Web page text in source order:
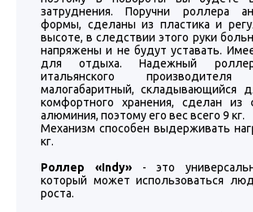
затруднения. Поручни роллера
формы, сделаны из пластика и
высоте, в следствии этого руки
напряжены и не будут уставать.
для отдыха. Надежный
итальянского
малогабаритный, складывающийся
комфортного хранения, сделан из
алюминия, поэтому его вес всего 9 кг.
Механизм способен выдерживать
кг.
Роллер «Indy»- это
который может использоваться
роста.